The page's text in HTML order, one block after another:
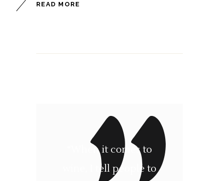
READ MORE
“When it comes to
wine, I tell people to